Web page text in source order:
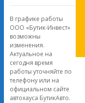
В графике работы
ООО «Бутик-Инвест»
возможны
изменения.
Актуальное на
сегодня время
работы уточняйте по
телефону или на
официальном сайте
автохауса БутикАвто.